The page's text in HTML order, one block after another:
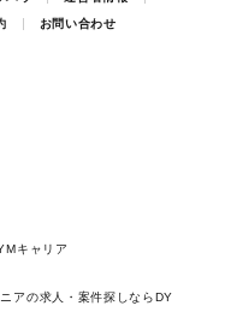
お問い合わせ
キャリア
アの求人・案件探しならDY